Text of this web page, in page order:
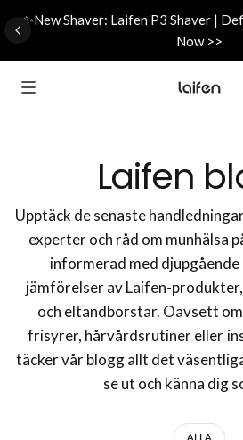
✨New Shaver: Laifen P3 Shaver |
Now >>
Laifen
Upptäck de senaste
experter och råd om munhälsa
informerad med
jämförelser av Laifen-
och eltandborstar. Oavsett
frisyrer, hårvårdsrutiner eller
täcker vår blogg allt det
se ut och känna dig
ALLA